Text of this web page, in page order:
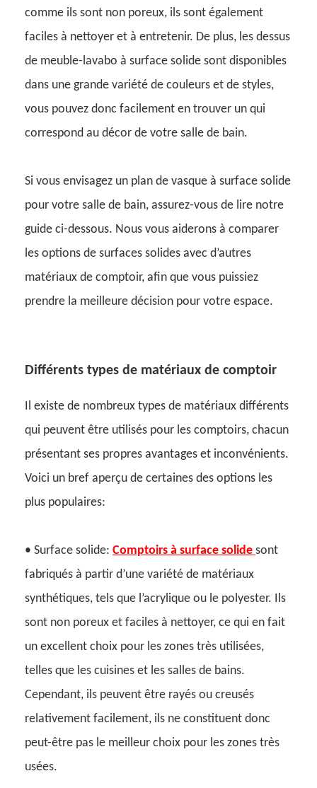
comme ils sont non poreux, ils sont également
faciles à nettoyer et à entretenir. De plus, les dessus
de meuble-lavabo à surface solide sont disponibles
dans une grande variété de couleurs et de styles,
vous pouvez donc facilement en trouver un qui
correspond au décor de votre salle de bain.
Si vous envisagez un plan de vasque à surface solide
pour votre salle de bain, assurez-vous de lire notre
guide ci-dessous. Nous vous aiderons à comparer
les options de surfaces solides avec d’autres
matériaux de comptoir, afin que vous puissiez
prendre la meilleure décision pour votre espace.
Différents types de matériaux de comptoir
Il existe de nombreux types de matériaux différents
qui peuvent être utilisés pour les comptoirs, chacun
présentant ses propres avantages et inconvénients.
Voici un bref aperçu de certaines des options les
plus populaires:
• Surface solide: Comptoirs à surface solide sont
fabriqués à partir d’une variété de matériaux
synthétiques, tels que l’acrylique ou le polyester. Ils
sont non poreux et faciles à nettoyer, ce qui en fait
un excellent choix pour les zones très utilisées,
telles que les cuisines et les salles de bains.
Cependant, ils peuvent être rayés ou creusés
relativement facilement, ils ne constituent donc
peut-être pas le meilleur choix pour les zones très
usées.